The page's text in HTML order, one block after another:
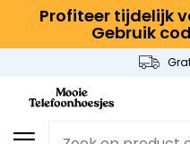
Profiteer tijdelijk
Gebruik